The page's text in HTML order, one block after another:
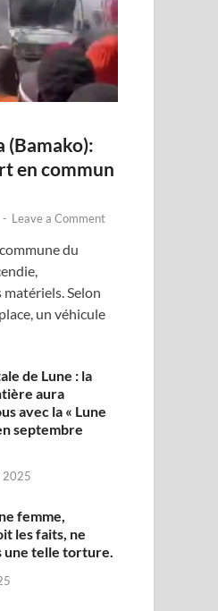
(Bamako):
en commun
- Leave a Comment
du
matériels. Selon
un véhicule
de Lune : la
aura
avec la « Lune
septembre
2025
femme,
les faits, ne
une telle torture.